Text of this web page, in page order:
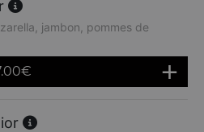
jambon, pommes de
€